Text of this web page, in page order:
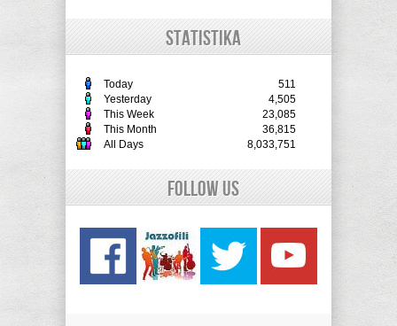
STATISTIKA
Today
511
Yesterday
4,505
This Week
23,085
This Month
36,815
All Days
8,033,751
Follow Us